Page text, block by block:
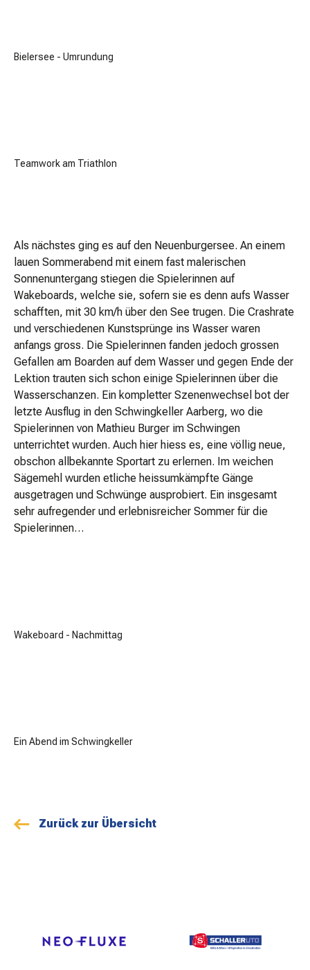
Bielersee - Umrundung
Teamwork am Triathlon
Als nächstes ging es auf den Neuenburgersee. An einem
lauen Sommerabend mit einem fast malerischen
Sonnenuntergang stiegen die Spielerinnen auf
Wakeboards, welche sie, sofern sie es denn aufs Wasser
schafften, mit 30 km/h über den See trugen. Die Crashrate
und verschiedenen Kunstsprünge ins Wasser waren
anfangs gross. Die Spielerinnen fanden jedoch grossen
Gefallen am Boarden auf dem Wasser und gegen Ende der
Lektion trauten sich schon einige Spielerinnen über die
Wasserschanzen. Ein kompletter Szenenwechsel bot der
letzte Ausflug in den Schwingkeller Aarberg, wo die
Spielerinnen von Mathieu Burger im Schwingen
unterrichtet wurden. Auch hier hiess es, eine völlig neue,
obschon allbekannte Sportart zu erlernen. Im weichen
Sägemehl wurden etliche heissumkämpfte Gänge
ausgetragen und Schwünge ausprobiert. Ein insgesamt
sehr aufregender und erlebnisreicher Sommer für die
Spielerinnen…
Wakeboard - Nachmittag
Ein Abend im Schwingkeller
Zurück zur Übersicht